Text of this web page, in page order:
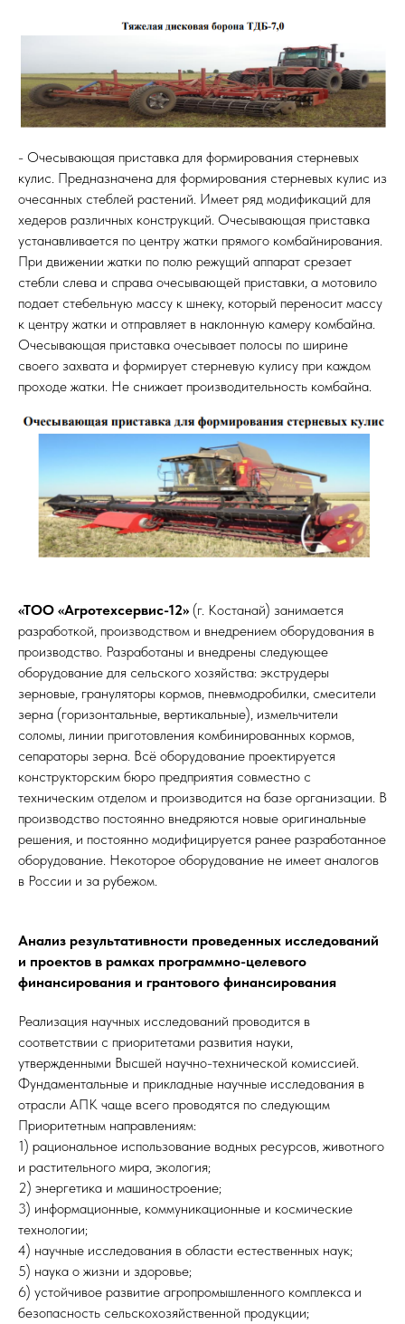
- Очесывающая приставка для формирования стерневых
кулис. Предназначена для формирования стерневых кулис из
очесанных стеблей растений. Имеет ряд модификаций для
хедеров различных конструкций. Очесывающая приставка
устанавливается по центру жатки прямого комбайнирования.
При движении жатки по полю режущий аппарат срезает
стебли слева и справа очесывающей приставки, а мотовило
подает стебельную массу к шнеку, который переносит массу
к центру жатки и отправляет в наклонную камеру комбайна.
Очесывающая приставка очесывает полосы по ширине
своего захвата и формирует стерневую кулису при каждом
проходе жатки. Не снижает производительность комбайна.
«ТОО «Агротехсервис-12» (г. Костанай) занимается
разработкой, производством и внедрением оборудования в
производство. Разработаны и внедрены следующее
оборудование для сельского хозяйства: экструдеры
зерновые, грануляторы кормов, пневмодробилки, смесители
зерна (горизонтальные, вертикальные), измельчители
соломы, линии приготовления комбинированных кормов,
сепараторы зерна. Всё оборудование проектируется
конструкторским бюро предприятия совместно с
техническим отделом и производится на базе организации. В
производство постоянно внедряются новые оригинальные
решения, и постоянно модифицируется ранее разработанное
оборудование. Некоторое оборудование не имеет аналогов
в России и за рубежом.
Анализ результативности проведенных исследований
и проектов в рамках программно-целевого
финансирования и грантового финансирования
Реализация научных исследований проводится в
соответствии с приоритетами развития науки,
утвержденными Высшей научно-технической комиссией.
Фундаментальные и прикладные научные исследования в
отрасли АПК чаще всего проводятся по следующим
Приоритетным направлениям:
1) рациональное использование водных ресурсов, животного
и растительного мира, экология;
2) энергетика и машиностроение;
3) информационные, коммуникационные и космические
технологии;
4) научные исследования в области естественных наук;
5) наука о жизни и здоровье;
6) устойчивое развитие агропромышленного комплекса и
безопасность сельскохозяйственной продукции;